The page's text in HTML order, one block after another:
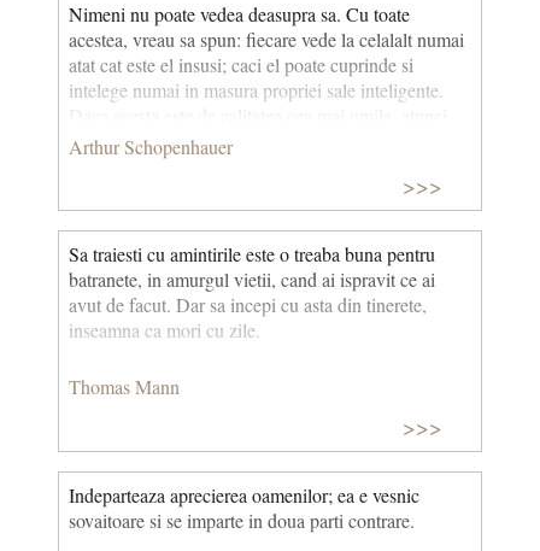
Nimeni nu poate vedea deasupra sa. Cu toate
acestea, vreau sa spun: fiecare vede la celalalt numai
atat cat este el insusi; caci el poate cuprinde si
intelege numai in masura propriei sale inteligente.
Daca acesta este de calitatea cea mai umila, atunci
toate darurile spirituale, chiar si cele mai mari nu-si
vor produce efectul asupra lui si el nu va observa la
posesorul lor nimic, decat numai ceea ce-i mai josnic
in individualitatea sa, deci numai slabiciunile si
defectele sale de temperament si de caracter.
Arthur Schopenhauer
>>>
Sa traiesti cu amintirile este o treaba buna pentru
batranete, in amurgul vietii, cand ai ispravit ce ai
avut de facut. Dar sa incepi cu asta din tinerete,
inseamna ca mori cu zile.
Thomas Mann
>>>
Indeparteaza aprecierea oamenilor; ea e vesnic
sovaitoare si se imparte in doua parti contrare.